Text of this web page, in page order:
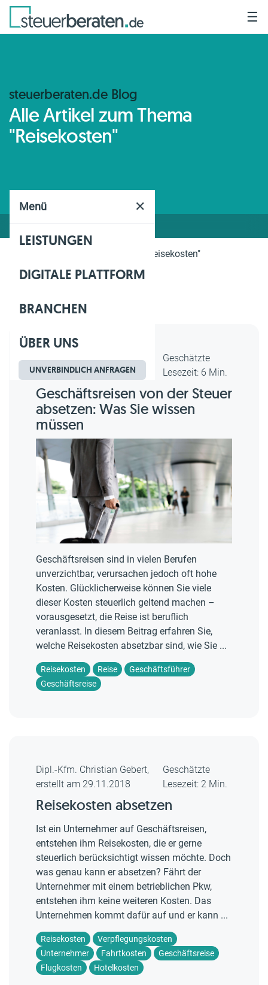
Menü ✕
LEISTUNGEN
DIGITALE PLATTFORM
BRANCHEN
ÜBER UNS
UNVERBINDLICH ANFRAGEN
☰
steuerberaten.de Blog
Alle Artikel zum Thema
"Reisekosten"
"Reisekosten"
Dipl.-Kfm. Christian Gebert,
erstellt am 23.09.2024
Geschätzte
Lesezeit: 6 Min.
Geschäftsreisen von der Steuer
absetzen: Was Sie wissen
müssen
Geschäftsreisen sind in vielen Berufen
unverzichtbar, verursachen jedoch oft hohe
Kosten. Glücklicherweise können Sie viele
dieser Kosten steuerlich geltend machen –
vorausgesetzt, die Reise ist beruflich
veranlasst. In diesem Beitrag erfahren Sie,
welche Reisekosten absetzbar sind, wie Sie ...
Reisekosten Reise
Geschäftsführer
Geschäftsreise
Dipl.-Kfm. Christian Gebert,
erstellt am 29.11.2018
Geschätzte
Lesezeit: 2 Min.
Reisekosten absetzen
Ist ein Unternehmer auf Geschäftsreisen,
entstehen ihm Reisekosten, die er gerne
steuerlich berücksichtigt wissen möchte. Doch
was genau kann er absetzen? Fährt der
Unternehmer mit einem betrieblichen Pkw,
entstehen ihm keine weiteren Kosten. Das
Unternehmen kommt dafür auf und er kann ...
Reisekosten
Verpflegungskosten
Unternehmer
Fahrtkosten
Geschäftsreise
Flugkosten
Hotelkosten